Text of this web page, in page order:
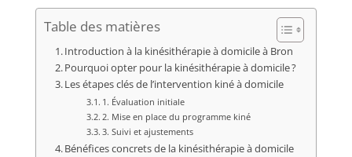
Table des matières
Introduction à la kinésithérapie à domicile à Bron
Pourquoi opter pour la kinésithérapie à domicile ?
Les étapes clés de l’intervention kiné à domicile
1. Évaluation initiale
2. Mise en place du programme kiné
3. Suivi et ajustements
Bénéfices concrets de la kinésithérapie à domicile